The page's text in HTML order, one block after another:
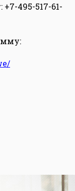
495-517-61-